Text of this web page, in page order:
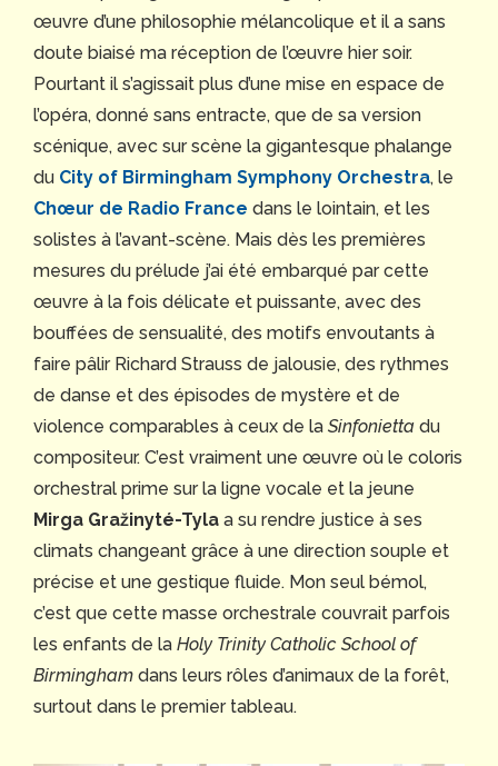
œuvre d’une philosophie mélancolique et il a sans
doute biaisé ma réception de l’œuvre hier soir.
Pourtant il s’agissait plus d’une mise en espace de
l’opéra, donné sans entracte, que de sa version
scénique, avec sur scène la gigantesque phalange
du City of Birmingham Symphony Orchestra, le
Chœur de Radio France dans le lointain, et les
solistes à l’avant-scène. Mais dès les premières
mesures du prélude j’ai été embarqué par cette
œuvre à la fois délicate et puissante, avec des
bouffées de sensualité, des motifs envoutants à
faire pâlir Richard Strauss de jalousie, des rythmes
de danse et des épisodes de mystère et de
violence comparables à ceux de la Sinfonietta du
compositeur. C’est vraiment une œuvre où le coloris
orchestral prime sur la ligne vocale et la jeune
Mirga Gražinyté-Tyla a su rendre justice à ses
climats changeant grâce à une direction souple et
précise et une gestique fluide. Mon seul bémol,
c’est que cette masse orchestrale couvrait parfois
les enfants de la Holy Trinity Catholic School of
Birmingham dans leurs rôles d’animaux de la forêt,
surtout dans le premier tableau.